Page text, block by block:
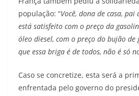
população: “Você, dona de casa,
está satisfeito com o preço da
óleo diesel, com o preço do bujão de
que essa briga é de todos, não é só
Caso se concretize, esta será a
enfrentada pelo governo do